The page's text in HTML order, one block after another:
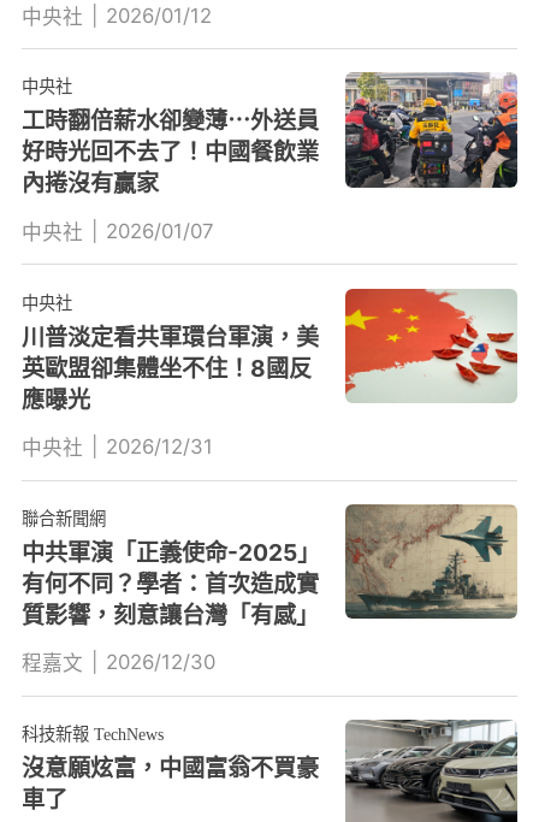
中央社 2026/01/12
中央社
工時翻倍薪水卻變薄⋯外送員
好時光回不去了！中國餐飲業
內捲沒有贏家
中央社 2026/01/07
中央社
川普淡定看共軍環台軍演，美
英歐盟卻集體坐不住！8國反
應曝光
中央社 2026/12/31
聯合新聞網
中共軍演「正義使命-2025」
有何不同？學者：首次造成實
質影響，刻意讓台灣「有感」
程嘉文 2026/12/30
科技新報 TechNews
沒意願炫富，中國富翁不買豪
車了